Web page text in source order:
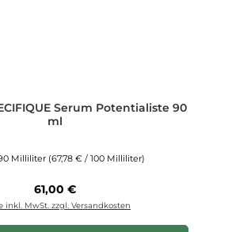
Serum Potentialiste 90
ml
Milliliter (67,78 € / 100 Milliliter)
Regulärer Preis:
61,00 €
inkl. MwSt. zzgl. Versandkosten